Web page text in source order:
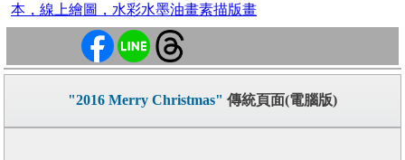
本，線上繪圖，水彩水墨油畫素描版畫
"2016 Merry Christmas" 傳統頁面(電腦版)